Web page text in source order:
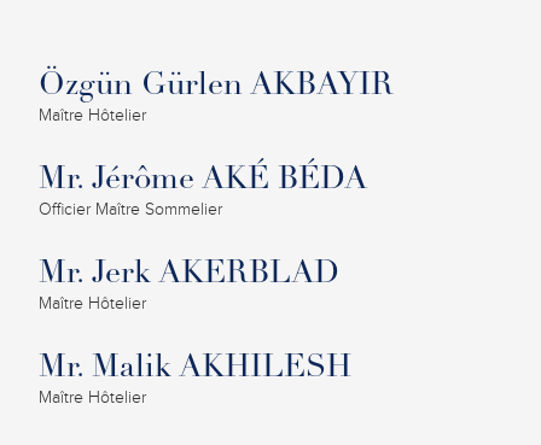
Özgün Gürlen AKBAYIR
Maître Hôtelier
Mr. Jérôme AKÉ BÉDA
Officier Maître Sommelier
Mr. Jerk AKERBLAD
Maître Hôtelier
Mr. Malik AKHILESH
Maître Hôtelier